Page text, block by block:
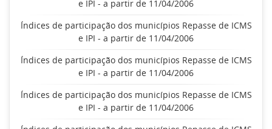
e IPI - a partir de 11/04/2006
Índices de participação dos municípios Repasse de ICMS
e IPI - a partir de 11/04/2006
Índices de participação dos municípios Repasse de ICMS
e IPI - a partir de 11/04/2006
Índices de participação dos municípios Repasse de ICMS
e IPI - a partir de 11/04/2006